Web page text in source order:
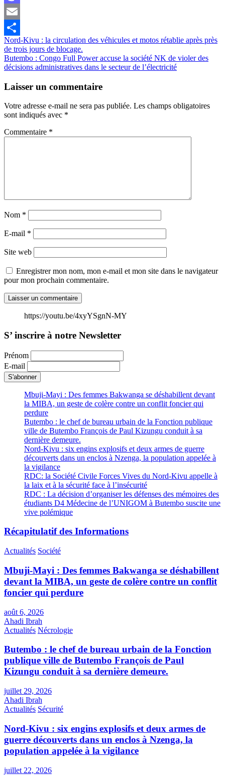
Mastodon
Email
Partager
Navigation
de
l’article
Nord-Kivu : la circulation des véhicules et motos rétablie après près
de trois jours de blocage.
Butembo : Congo Full Power accuse la société NK de violer des
décisions administratives dans le secteur de l’électricité
Laisser un commentaire
Votre adresse e-mail ne sera pas publiée. Les champs obligatoires
sont indiqués avec *
Commentaire *
Nom *
E-mail *
Site web
Enregistrer mon nom, mon e-mail et mon site dans le navigateur
pour mon prochain commentaire.
https://youtu.be/4xyYSgnN-MY
S’ inscrire à notre Newsletter
Prénom
E-mail
Mbuji-Mayi : Des femmes Bakwanga se déshabillent devant
la MIBA, un geste de colère contre un conflit foncier qui
perdure
Butembo : le chef de bureau urbain de la Fonction publique
ville de Butembo François de Paul Kizungu conduit à sa
dernière demeure.
Nord-Kivu : six engins explosifs et deux armes de guerre
découverts dans un enclos à Nzenga, la population appelée à
la vigilance
RDC: la Société Civile Forces Vives du Nord-Kivu appelle à
la laix et à la sécurité face à l’insécurité
RDC : La décision d’organiser les défenses des mémoires des
étudiants D4 Médecine de l’UNIGOM à Butembo suscite une
vive polémique
Récapitulatif des Informations
Actualités Société
Mbuji-Mayi : Des femmes Bakwanga se déshabillent
devant la MIBA, un geste de colère contre un conflit
foncier qui perdure
août 6, 2026
Ahadi Ibrah
Actualités Nécrologie
Butembo : le chef de bureau urbain de la Fonction
publique ville de Butembo François de Paul
Kizungu conduit à sa dernière demeure.
juillet 29, 2026
Ahadi Ibrah
Actualités Sécurité
Nord-Kivu : six engins explosifs et deux armes de
guerre découverts dans un enclos à Nzenga, la
population appelée à la vigilance
juillet 22, 2026